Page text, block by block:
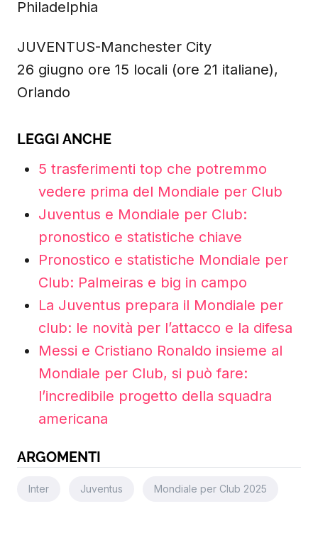
Philadelphia
JUVENTUS-Manchester City
26 giugno ore 15 locali (ore 21 italiane),
Orlando
LEGGI ANCHE
5 trasferimenti top che potremmo
vedere prima del Mondiale per Club
Juventus e Mondiale per Club:
pronostico e statistiche chiave
Pronostico e statistiche Mondiale per
Club: Palmeiras e big in campo
La Juventus prepara il Mondiale per
club: le novità per l’attacco e la difesa
Messi e Cristiano Ronaldo insieme al
Mondiale per Club, si può fare:
l’incredibile progetto della squadra
americana
ARGOMENTI
Inter Juventus Mondiale per Club 2025